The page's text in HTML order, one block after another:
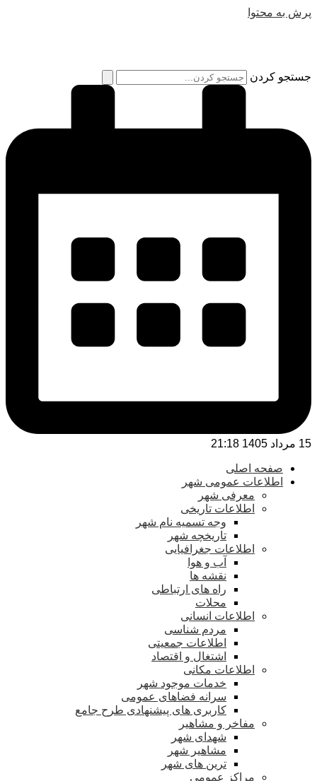
پرش به محتوا
جستجو کردن
15 مرداد 1405 21:18
صفحه اصلی
اطلاعات عمومی شهر
معرفی شهر
اطلاعات تاریخی
وجه تسمیه نام شهر
تاریخچه شهر
اطلاعات جغرافیایی
آب و هوا
نقشه ها
راه های ارتباطی
محلات
اطلاعات انسانی
مردم شناسی
اطلاعات جمعیتی
اشتغال و اقتصاد
اطلاعات مکانی
خدمات موجود شهر
سرانه فضاهای عمومی
کاربری های پیشنهادی طرح جامع
مفاخر و مشاهیر
شهدای شهر
مشاهیر شهر
ترین های شهر
مراکز عمومی